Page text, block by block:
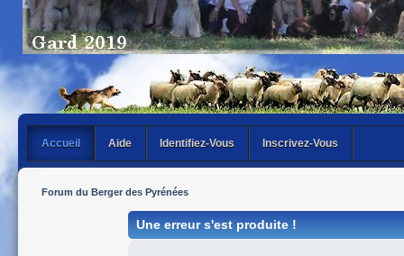
Accueil Aide Identifiez-Vous Inscrivez-Vous
Forum du Berger des Pyrénées
Une erreur s'est produite !